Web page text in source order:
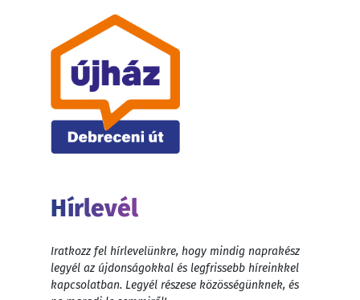
Hírlevél
Iratkozz fel hírlevelünkre, hogy mindig naprakész
legyél az újdonságokkal és legfrissebb híreinkkel
kapcsolatban. Legyél részese közösségünknek, és